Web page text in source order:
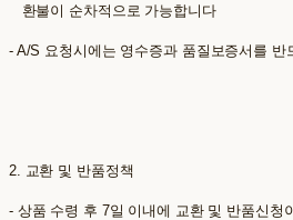
환불이 순차적으로 가능합니다
- A/S 요청시에는 영수증과 품질보증서를 반
2. 교환 및 반품정책
- 상품 수령 후 7일 이내에 교환 및 반품신청